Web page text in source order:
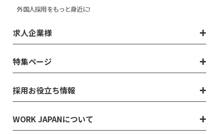
外国人採用をもっと身近に!
求人企業様
特集ページ
採用お役立ち情報
WORK JAPANについて